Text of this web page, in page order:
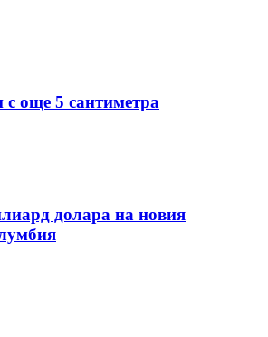
още 5 сантиметра
долара на новия